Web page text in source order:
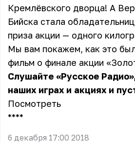
Кремлёвского дворца! А
Бийска стала
приза акции — одного
Мы вам покажем, как это
фильм о финале акции
Слушайте «Русское
наших играх и акциях и
Посмотреть
** **
6 декабря 17:00 2018